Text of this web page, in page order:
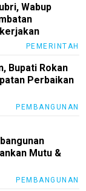
Wabup
PEMERINTAH
Bupati Rokan
Perbaikan
PEMBANGUNAN
Mutu &
PEMBANGUNAN